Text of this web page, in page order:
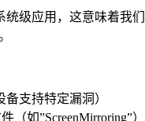
统级应用，这意味着我
支持特定漏洞）
（如”ScreenMirroring”）